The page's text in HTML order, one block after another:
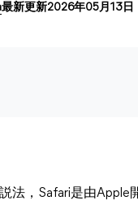
最新更新2026年05月13日
法，Safari是由Apple